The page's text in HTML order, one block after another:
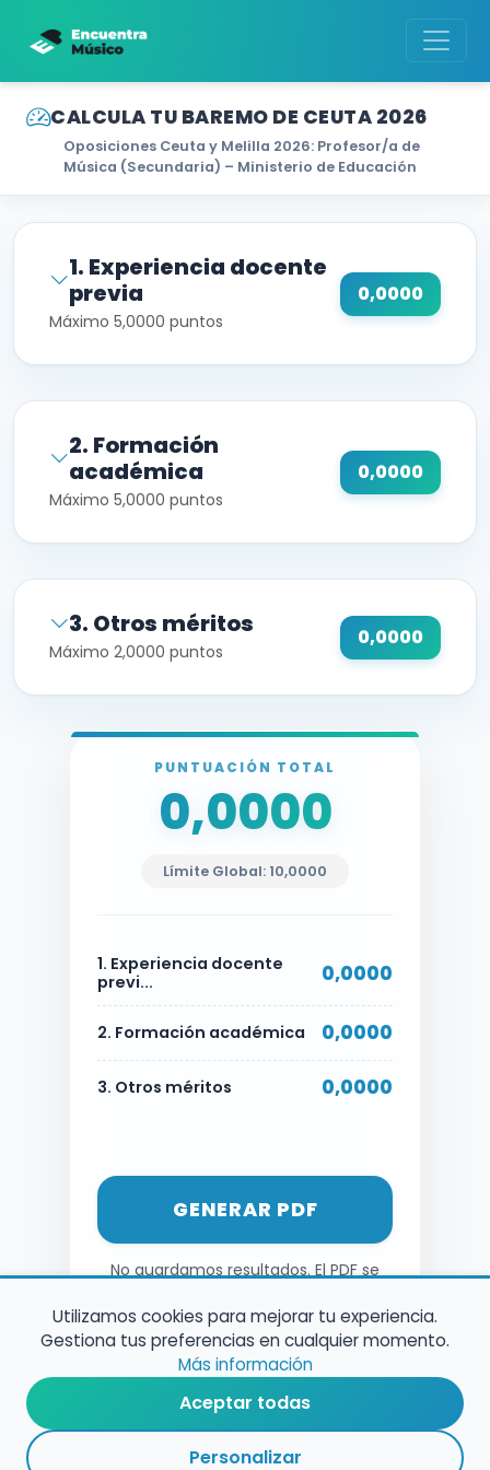
CALCULA TU BAREMO DE CEUTA 2026
Oposiciones Ceuta y Melilla 2026: Profesor/a de
Música (Secundaria) – Ministerio de Educación
1. Experiencia docente
previa
Máximo 5,0000 puntos
0,0000
2. Formación
académica
Máximo 5,0000 puntos
0,0000
3. Otros méritos
Máximo 2,0000 puntos
0,0000
PUNTUACIÓN TOTAL
0,0000
Límite Global: 10,0000
1. Experiencia docente
previ...
0,0000
2. Formación académica 0,0000
3. Otros méritos 0,0000
GENERAR PDF
No guardamos resultados. El PDF se
Utilizamos cookies para mejorar tu experiencia.
Gestiona tus preferencias en cualquier momento.
Más información
Aceptar todas
Personalizar